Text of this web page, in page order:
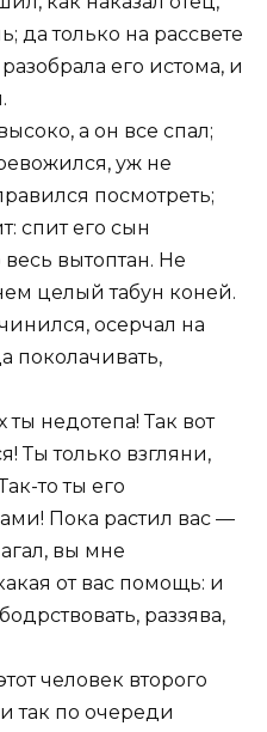
да только на рассвете
его истома, и
а он все спал;
уж не
посмотреть;
спит его сын
вытоптан. Не
целый табун коней.
осерчал на
поколачивать,
ты недотепа! Так вот
Ты только взгляни,
то ты его
Пока растил вас —
вы мне
от вас помощь: и
раззява,
человек второго
так по очереди